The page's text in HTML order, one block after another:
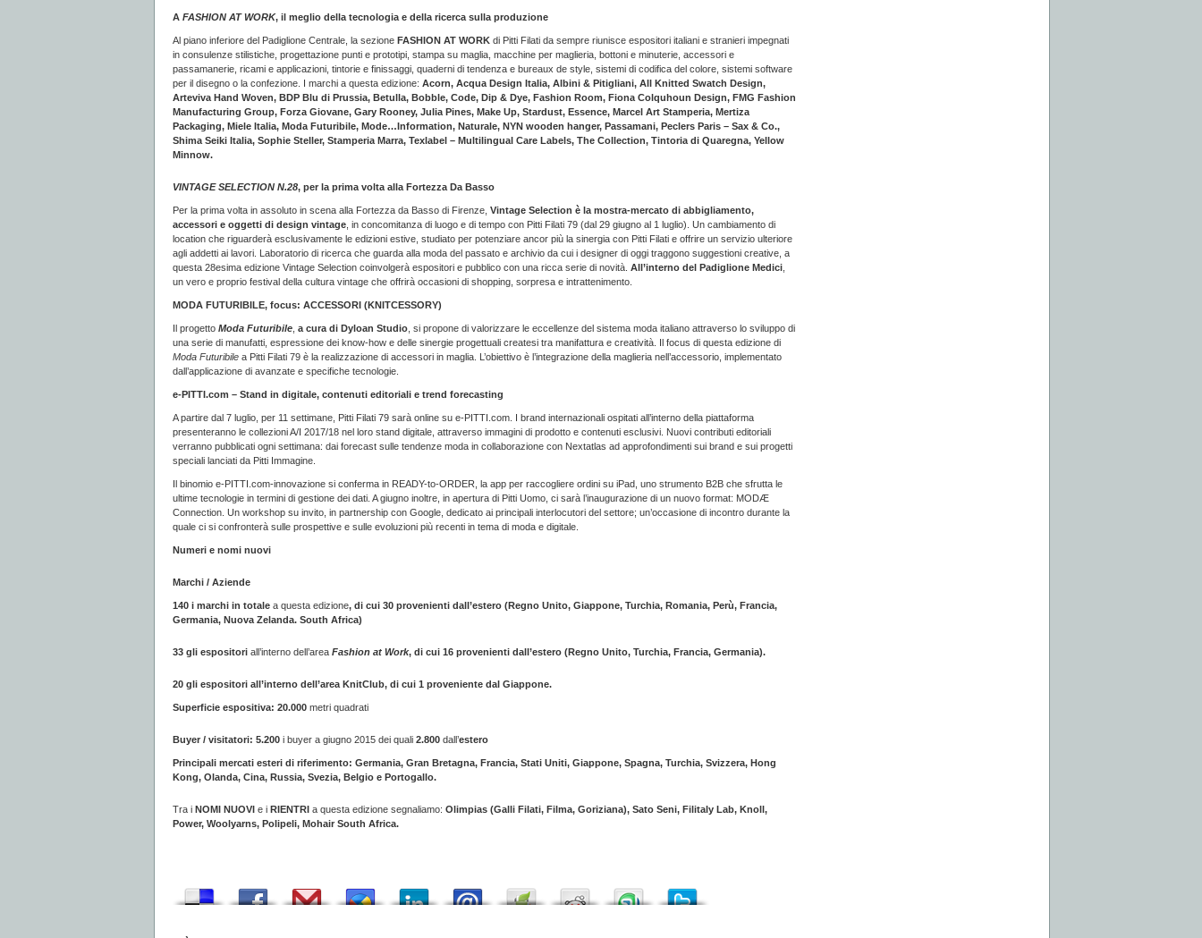
A FASHION AT WORK, il meglio della tecnologia e della ricerca sulla produzione
Al piano inferiore del Padiglione Centrale, la sezione FASHION AT WORK di Pitti Filati da sempre riunisce espositori italiani e stranieri impegnati
in consulenze stilistiche, progettazione punti e prototipi, stampa su maglia, macchine per maglieria, bottoni e minuterie, accessori e
passamanerie, ricami e applicazioni, tintorie e finissaggi, quaderni di tendenza e bureaux de style, sistemi di codifica del colore, sistemi software
per il disegno o la confezione. I marchi a questa edizione: Acorn, Acqua Design Italia, Albini & Pitigliani, All Knitted Swatch Design,
Arteviva Hand Woven, BDP Blu di Prussia, Betulla, Bobble, Code, Dip & Dye, Fashion Room, Fiona Colquhoun Design, FMG Fashion
Manufacturing Group, Forza Giovane, Gary Rooney, Julia Pines, Make Up, Stardust, Essence, Marcel Art Stamperia, Mertiza
Packaging, Miele Italia, Moda Futuribile, Mode…Information, Naturale, NYN wooden hanger, Passamani, Peclers Paris – Sax & Co.,
Shima Seiki Italia, Sophie Steller, Stamperia Marra, Texlabel – Multilingual Care Labels, The Collection, Tintoria di Quaregna, Yellow
Minnow.
VINTAGE SELECTION N.28, per la prima volta alla Fortezza Da Basso
Per la prima volta in assoluto in scena alla Fortezza da Basso di Firenze, Vintage Selection è la mostra-mercato di abbigliamento,
accessori e oggetti di design vintage , in concomitanza di luogo e di tempo con Pitti Filati 79 (dal 29 giugno al 1 luglio). Un cambiamento di
location che riguarderà esclusivamente le edizioni estive, studiato per potenziare ancor più la sinergia con Pitti Filati e offrire un servizio ulteriore
agli addetti ai lavori. Laboratorio di ricerca che guarda alla moda del passato e archivio da cui i designer di oggi traggono suggestioni creative, a
questa 28esima edizione Vintage Selection coinvolgerà espositori e pubblico con una ricca serie di novità. All’interno del Padiglione Medici
un vero e proprio festival della cultura vintage che offrirà occasioni di shopping, sorpresa e intrattenimento.
MODA FUTURIBILE, focus: ACCESSORI (KNITCESSORY)
Il progetto Moda Futuribile a cura di Dyloan Studio , si propone di valorizzare le eccellenze del sistema moda italiano attraverso lo sviluppo di
una serie di manufatti, espressione dei know-how e delle sinergie progettuali createsi tra manifattura e creatività. Il focus di questa edizione di
Moda Futuribile a Pitti Filati 79 è la realizzazione di accessori in maglia. L’obiettivo è l’integrazione della maglieria nell’accessorio, implementato
dall’applicazione di avanzate e specifiche tecnologie.
e-PITTI.com – Stand in digitale, contenuti editoriali e trend forecasting
A partire dal 7 luglio, per 11 settimane, Pitti Filati 79 sarà online su e-PITTI.com. I brand internazionali ospitati all’interno della piattaforma
presenteranno le collezioni A/I 2017/18 nel loro stand digitale, attraverso immagini di prodotto e contenuti esclusivi. Nuovi contributi editoriali
verranno pubblicati ogni settimana: dai forecast sulle tendenze moda in collaborazione con Nextatlas ad approfondimenti sui brand e sui progetti
speciali lanciati da Pitti Immagine.
Il binomio e-PITTI.com-innovazione si conferma in READY-to-ORDER, la app per raccogliere ordini su iPad, uno strumento B2B che sfrutta le
ultime tecnologie in termini di gestione dei dati. A giugno inoltre, in apertura di Pitti Uomo, ci sarà l’inaugurazione di un nuovo format: MODÆ
Connection. Un workshop su invito, in partnership con Google, dedicato ai principali interlocutori del settore; un’occasione di incontro durante la
quale ci si confronterà sulle prospettive e sulle evoluzioni più recenti in tema di moda e digitale.
Numeri e nomi nuovi
Marchi / Aziende
140 i marchi in totale a questa edizione, di cui 30 provenienti dall’estero (Regno Unito, Giappone, Turchia, Romania, Perù, Francia,
Germania, Nuova Zelanda. South Africa)
33 gli espositori all’interno dell’area Fashion at Work, di cui 16 provenienti dall’estero (Regno Unito, Turchia, Francia, Germania).
20 gli espositori all’interno dell’area KnitClub, di cui 1 proveniente dal Giappone.
Superficie espositiva: 20.000 metri quadrati
Buyer / visitatori: 5.200 i buyer a giugno 2015 dei quali 2.800 dall’estero
Principali mercati esteri di riferimento: Germania, Gran Bretagna, Francia, Stati Uniti, Giappone, Spagna, Turchia, Svizzera, Hong
Kong, Olanda, Cina, Russia, Svezia, Belgio e Portogallo.
Tra i NOMI NUOVI e i RIENTRI a questa edizione segnaliamo: Olimpias (Galli Filati, Filma, Goriziana), Sato Seni, Filitaly Lab, Knoll,
Power, Woolyarns, Polipeli, Mohair South Africa.